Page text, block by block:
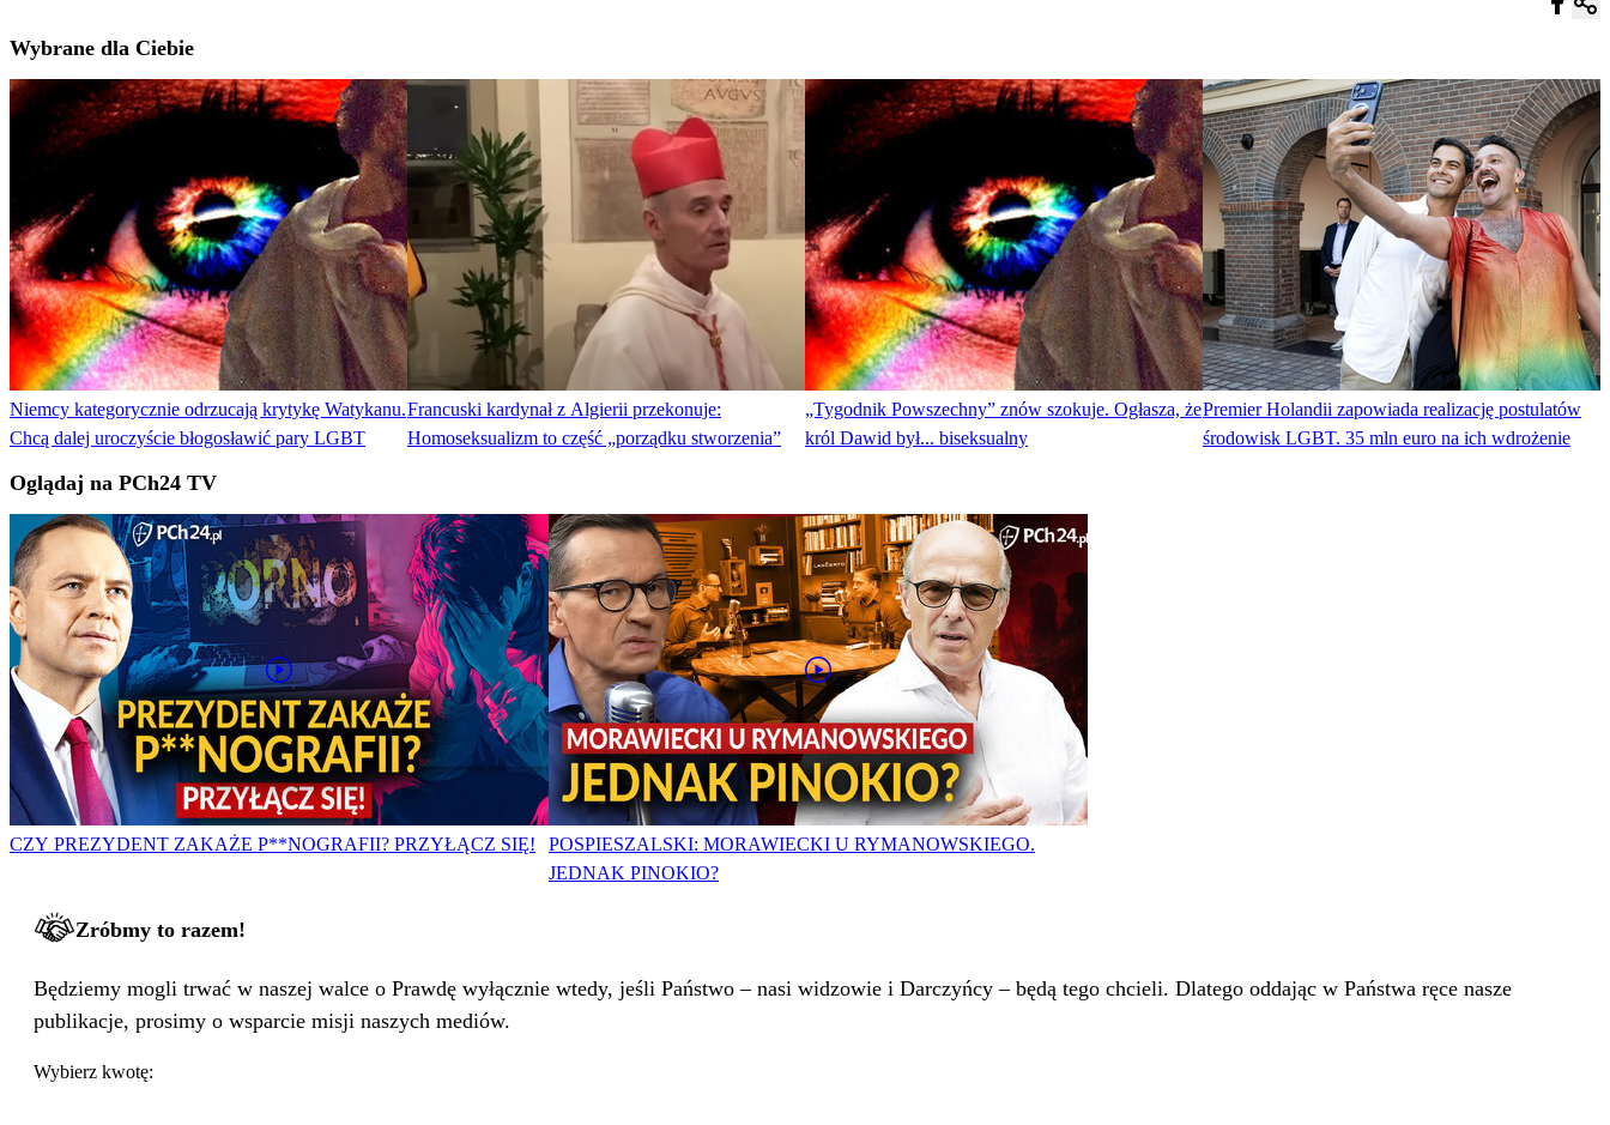
Wybrane dla Ciebie
Niemcy kategorycznie odrzucają krytykę Watykanu.
Chcą dalej uroczyście błogosławić pary LGBT
Francuski kardynał z Algierii przekonuje:
Homoseksualizm to część „porządku stworzenia”
„Tygodnik Powszechny” znów szokuje. Ogłasza, że
król Dawid był... biseksualny
Premier Holandii zapowiada realizację postulatów
środowisk LGBT. 35 mln euro na ich wdrożenie
Oglądaj na PCh24 TV
CZY PREZYDENT ZAKAŻE P**NOGRAFII? PRZYŁĄCZ SIĘ!
POSPIESZALSKI: MORAWIECKI U RYMANOWSKIEGO.
JEDNAK PINOKIO?
Zróbmy to razem!
Będziemy mogli trwać w naszej walce o Prawdę wyłącznie wtedy, jeśli Państwo – nasi widzowie i Darczyńcy – będą tego chcieli. Dlatego oddając w Państwa ręce nasze
publikacje, prosimy o wsparcie misji naszych mediów.
Wybierz kwotę: